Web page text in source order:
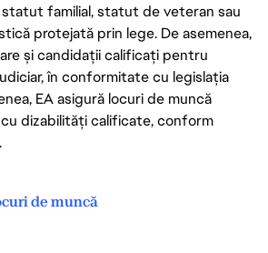
statut familial, statut de veteran sau
protejată prin lege. De asemenea,
și candidații calificați pentru
în conformitate cu legislația
EA asigură locuri de muncă
dizabilități calificate, conform
de muncă